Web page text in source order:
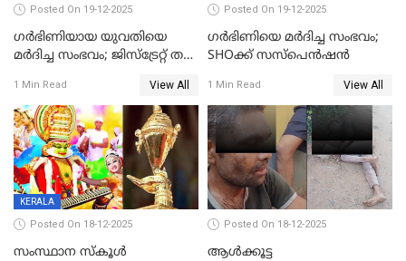
Posted On 19-12-2025
ഗര്‍ഭിണിയായ യുവതിയെ
മര്‍ദിച്ച സംഭവം; ജിസ്‌ട്രേറ്റ് തല
യുവതി
1 Min Read View All
Posted On 19-12-2025
ഗര്‍ഭിണിയെ മർദിച്ച സംഭവം;
SHOക്ക് സസ്പെൻഷൻ
1 Min Read View All
KERALA
Posted On 18-12-2025
സംസ്ഥാന സ്കൂൾ
Posted On 18-12-2025
ആൾക്കൂട്ട